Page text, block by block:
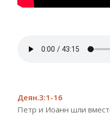
Деян.3:1-16
Петр и Иоанн шли